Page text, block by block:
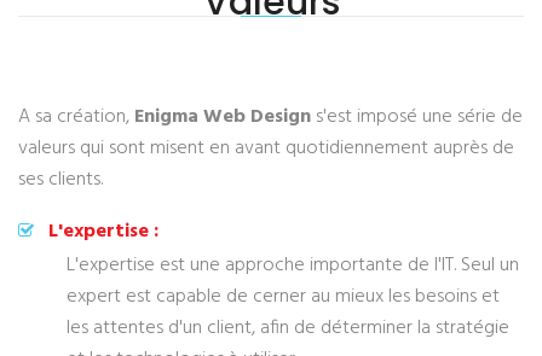
A sa création,Enigma Web Designs'est imposé une série de
valeurs qui sont misent en avant quotidiennement auprès de
ses clients.
L'expertise :
L'expertise est une approche importante de l'IT. Seul un
expert est capable de cerner au mieux les besoins et
les attentes d'un client, afin de déterminer la stratégie